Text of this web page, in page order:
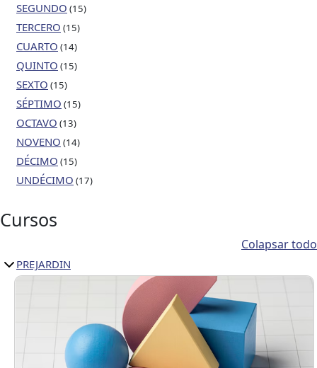
SEGUNDO (15)
TERCERO (15)
CUARTO (14)
QUINTO (15)
SEXTO (15)
SÉPTIMO (15)
OCTAVO (13)
NOVENO (14)
DÉCIMO (15)
UNDÉCIMO (17)
Cursos
Colapsar todo
PREJARDIN